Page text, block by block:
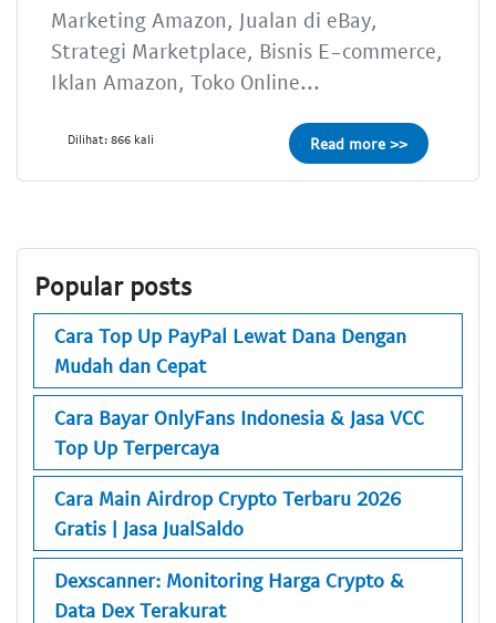
Marketing Amazon, Jualan di eBay,
Strategi Marketplace, Bisnis E-commerce,
Iklan Amazon, Toko Online...
Dilihat: 866 kali Read more >>
Popular posts
Cara Top Up PayPal Lewat Dana Dengan
Mudah dan Cepat
Cara Bayar OnlyFans Indonesia & Jasa VCC
Top Up Terpercaya
Cara Main Airdrop Crypto Terbaru 2026
Gratis | Jasa JualSaldo
Dexscanner: Monitoring Harga Crypto &
Data Dex Terakurat